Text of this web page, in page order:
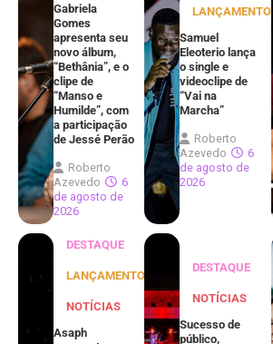
Gabriela
Gomes
apresenta seu
novo álbum,
“Bethânia”, e o
clipe de
“Manso e
Humilde”, com
a participação
de Jessé Perão
Roberto
Azevedo
6
de agosto de
2026
LANÇAMENTOS
Samuel
Eleoterio lança
o single e
videoclipe de
“Vai na
Marcha”
Roberto
Azevedo
6
de agosto de
2026
DESTAQUE
LANÇAMENTOS
NOTÍCIAS
Asaph
DESTAQUE
NOTÍCIAS
Sucesso de
público,